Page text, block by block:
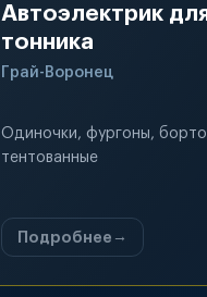
Автоэлектрик
тонника
Грай-Воронец
Одиночки, фургоны,
тентованные
Подробнее